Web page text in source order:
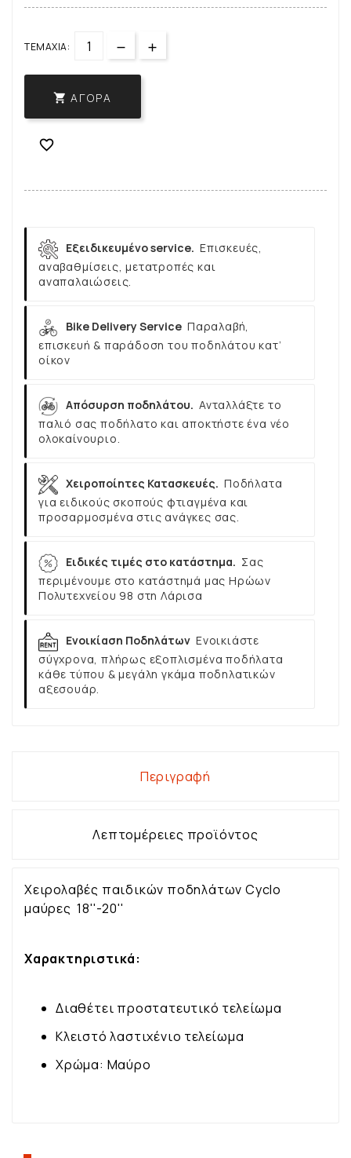
ΤΕΜΆΧΙΑ:
 ΑΓΟΡΆ

Εξειδικευμένο service. Επισκευές,
αναβαθμίσεις, μετατροπές και
αναπαλαιώσεις.
Bike Delivery Service Παραλαβή,
επισκευή & παράδοση του ποδηλάτου κατ’
οίκον
Απόσυρση ποδηλάτου. Ανταλλάξτε το
παλιό σας ποδήλατο και αποκτήστε ένα νέο
ολοκαίνουριο.
Χειροποίητες Κατασκευές. Ποδήλατα
για ειδικούς σκοπούς φτιαγμένα και
προσαρμοσμένα στις ανάγκες σας.
Ειδικές τιμές στο κατάστημα. Σας
περιμένουμε στο κατάστημά μας Ηρώων
Πολυτεχνείου 98 στη Λάρισα
Ενοικίαση Ποδηλάτων Ενοικιάστε
σύγχρονα, πλήρως εξοπλισμένα ποδήλατα
κάθε τύπου & μεγάλη γκάμα ποδηλατικών
αξεσουάρ.
Περιγραφή
Λεπτομέρειες προϊόντος
Χειρολαβές παιδικών ποδηλάτων Cyclo
μαύρες 18''-20''
Χαρακτηριστικά:
Διαθέτει προστατευτικό τελείωμα
Κλειστό λαστιχένιο τελείωμα
Χρώμα: Μαύρο